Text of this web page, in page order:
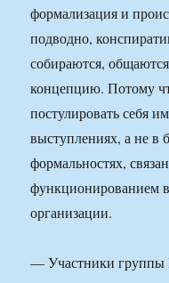
формализация и
подводно,
собираются,
концепцию. Потому
постулировать себя
выступлениях, а не в
формальностях,
функционированием в
организации.
— Участники группы